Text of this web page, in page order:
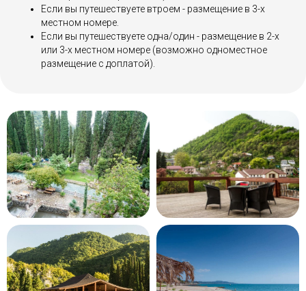
Если вы путешествуете втроем - размещение в 3-х
местном номере.
Если вы путешествуете одна/один - размещение в 2-х
или 3-х местном номере (возможно одноместное
размещение с доплатой).